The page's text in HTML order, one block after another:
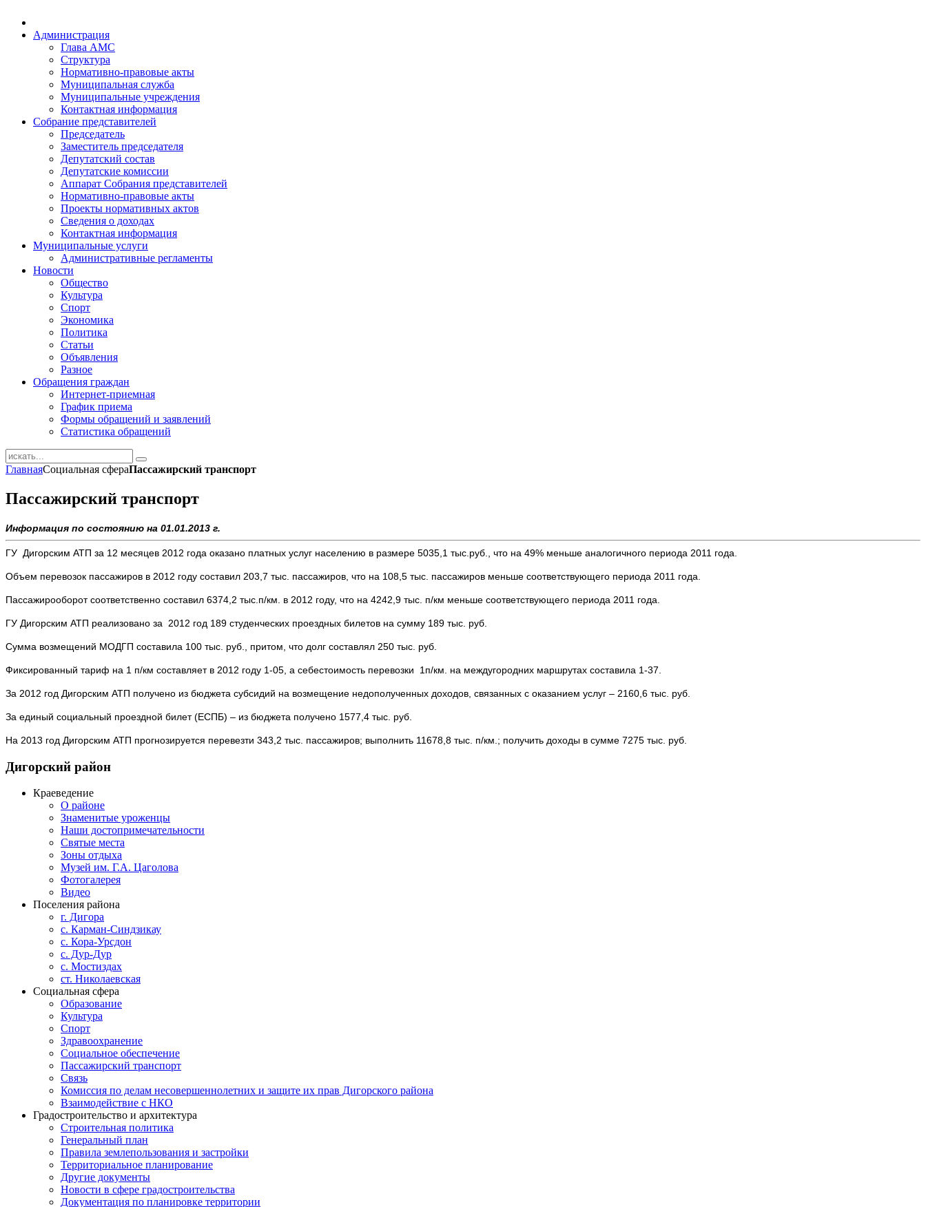
Администрация
Глава АМС
Структура
Нормативно-правовые акты
Муниципальная служба
Муниципальные учреждения
Контактная информация
Собрание представителей
Председатель
Заместитель председателя
Депутатский состав
Депутатские комиссии
Аппарат Собрания представителей
Нормативно-правовые акты
Проекты нормативных актов
Сведения о доходах
Контактная информация
Муниципальные услуги
Административные регламенты
Новости
Общество
Культура
Спорт
Экономика
Политика
Статьи
Объявления
Разное
Обращения граждан
Интернет-приемная
График приема
Формы обращений и заявлений
Статистика обращений
ГлавнаяСоциальная сфераПассажирский транспорт
Пассажирский транспорт
Информация по состоянию на 01.01.2013 г.
ГУ Дигорским АТП за 12 месяцев 2012 года оказано платных услуг населению в размере 5035,1 тыс.руб., что на 49% меньше аналогичного периода 2011 года.
Объем перевозок пассажиров в 2012 году составил 203,7 тыс. пассажиров, что на 108,5 тыс. пассажиров меньше соответствующего периода 2011 года.
Пассажирооборот соответственно составил 6374,2 тыс.п/км. в 2012 году, что на 4242,9 тыс. п/км меньше соответствующего периода 2011 года.
ГУ Дигорским АТП реализовано за 2012 год 189 студенческих проездных билетов на сумму 189 тыс. руб.
Сумма возмещений МОДГП составила 100 тыс. руб., притом, что долг составлял 250 тыс. руб.
Фиксированный тариф на 1 п/км составляет в 2012 году 1-05, а себестоимость перевозки 1п/км. на междугородних маршрутах составила 1-37.
За 2012 год Дигорским АТП получено из бюджета субсидий на возмещение недополученных доходов, связанных с оказанием услуг – 2160,6 тыс. руб.
За единый социальный проездной билет (ЕСПБ) – из бюджета получено 1577,4 тыс. руб.
На 2013 год Дигорским АТП прогнозируется перевезти 343,2 тыс. пассажиров; выполнить 11678,8 тыс. п/км.; получить доходы в сумме 7275 тыс. руб.
Дигорский район
Краеведение
О районе
Знаменитые уроженцы
Наши достопримечательности
Святые места
Зоны отдыха
Музей им. Г.А. Цаголова
Фотогалерея
Видео
Поселения района
г. Дигора
с. Карман-Синдзикау
с. Кора-Урсдон
с. Дур-Дур
с. Мостиздах
ст. Николаевская
Социальная сфера
Образование
Культура
Спорт
Здравоохранение
Социальное обеспечение
Пассажирский транспорт
Связь
Комиссия по делам несовершеннолетних и защите их прав Дигорского района
Взаимодействие с НКО
Градостроительство и архитектура
Строительная политика
Генеральный план
Правила землепользования и застройки
Территориальное планирование
Другие документы
Новости в сфере градостроительства
Документация по планировке территории